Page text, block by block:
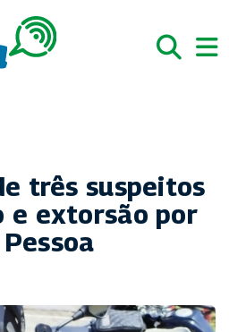
três suspeitos
e extorsão por